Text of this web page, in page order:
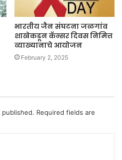
भारतीय जैन संघटना जळगांव
शाखेकडून कॅन्सर दिवस निमित्त
व्याख्यानाचे आयोजन
February 2, 2025
Required fields are